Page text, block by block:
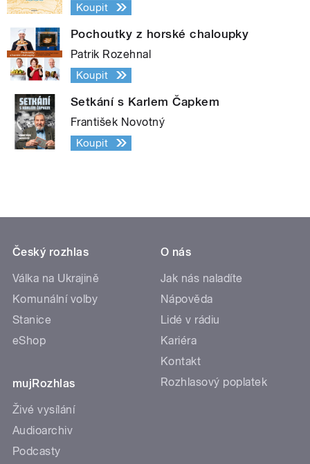
Koupit
Pochoutky z horské chaloupky
Patrik Rozehnal
Koupit
Setkání s Karlem Čapkem
František Novotný
Koupit
Český rozhlas
Válka na Ukrajině
Komunální volby
Stanice
eShop
mujRozhlas
Živé vysílání
Audioarchiv
Podcasty
O nás
Jak nás naladíte
Nápověda
Lidé v rádiu
Kariéra
Kontakt
Rozhlasový poplatek